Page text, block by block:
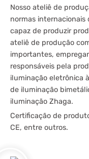
Nosso ateliê de
normas internacionais
capaz de produzir
ateliê de produção
importantes,
responsáveis pela
iluminação eletrônica
de iluminação
iluminação Zhaga.
Certificação de
CE, entre outros.